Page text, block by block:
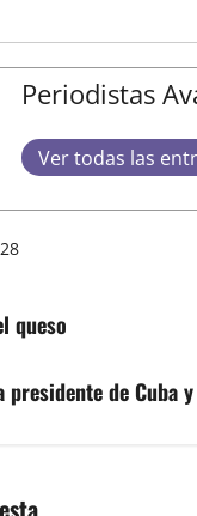
Periodistas
Ver todas las
queso
presidente de Cuba